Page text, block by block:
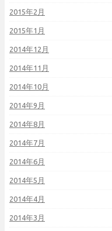
2015年2月
2015年1月
2014年12月
2014年11月
2014年10月
2014年9月
2014年8月
2014年7月
2014年6月
2014年5月
2014年4月
2014年3月